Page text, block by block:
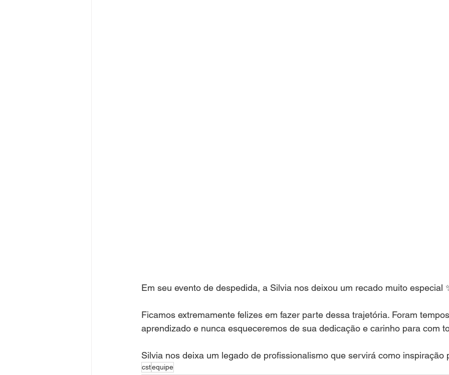
Em seu evento de despedida, a Silvia nos deixou um recado muito especial
Ficamos extremamente felizes em fazer parte dessa trajetória. Foram
aprendizado e nunca esqueceremos de sua dedicação e carinho para com
Silvia nos deixa um legado de profissionalismo que servirá como inspiração
cstequipe